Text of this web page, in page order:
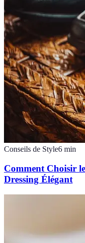
Conseils de Style6 min
Comment Choisir
Dressing Élégant